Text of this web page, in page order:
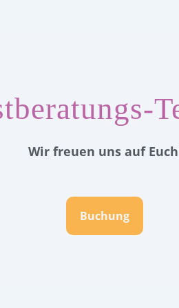
Wir freuen uns auf
Buchung